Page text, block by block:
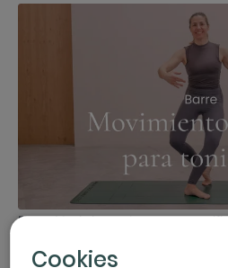
Barre. Movimientos lentos para
Cookies